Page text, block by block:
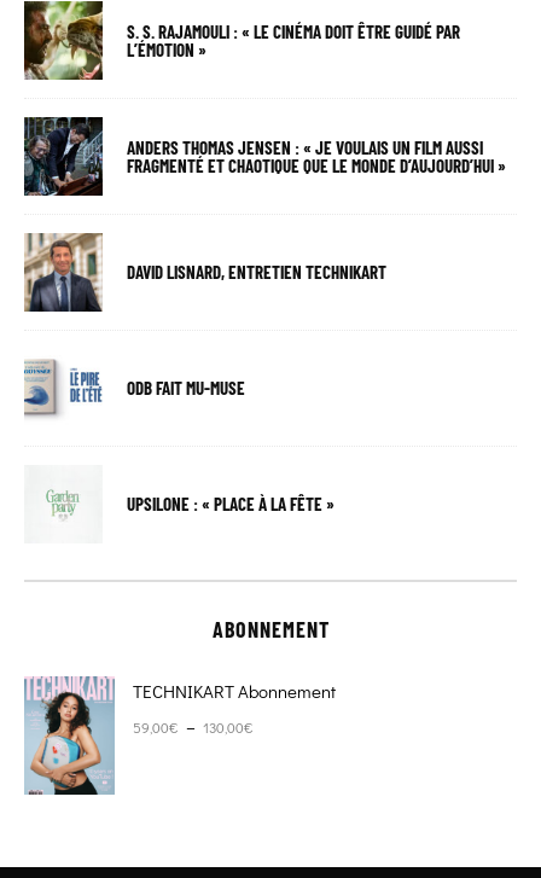
S. S. RAJAMOULI : « LE CINÉMA DOIT ÊTRE GUIDÉ PAR
L’ÉMOTION »
ANDERS THOMAS JENSEN : « JE VOULAIS UN FILM AUSSI
FRAGMENTÉ ET CHAOTIQUE QUE LE MONDE D’AUJOURD’HUI »
DAVID LISNARD, ENTRETIEN TECHNIKART
ODB FAIT MU-MUSE
UPSILONE : « PLACE À LA FÊTE »
ABONNEMENT
TECHNIKART Abonnement
59,00€ – 130,00€